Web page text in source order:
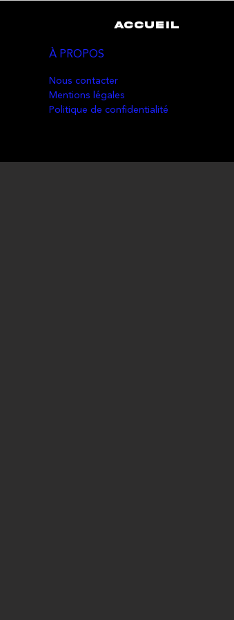
ACCUEIL
À PROPOS
Nous contacter
Mentions légales
Politique de confidentialité